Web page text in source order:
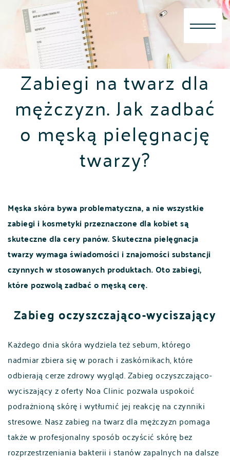
content
Zabiegi na twarz dla
mężczyzn. Jak zadbać
o męską pielęgnację
twarzy?
Męska skóra bywa problematyczna, a nie wszystkie
zabiegi i kosmetyki przeznaczone dla kobiet są
skuteczne dla cery panów. Skuteczna pielęgnacja
twarzy wymaga świadomości i znajomości substancji
czynnych w stosowanych produktach. Oto zabiegi,
które pozwolą zadbać o męską cerę.
Zabieg oczyszczająco-wyciszający
Każdego dnia skóra wydziela też sebum, którego
nadmiar zbiera się w porach i zaskórnikach, które
odbierają cerze zdrowy wygląd. Zabieg oczyszczająco-
wyciszający z oferty Noa Clinic pozwala uspokoić
podrażnioną skórę i wytłumić jej reakcję na czynniki
stresowe. Nasz zabieg na twarz dla mężczyzn pomaga
także w profesjonalny sposób oczyścić skórę bez
rozprzestrzeniania bakterii i stanów zapalnych na dalsze